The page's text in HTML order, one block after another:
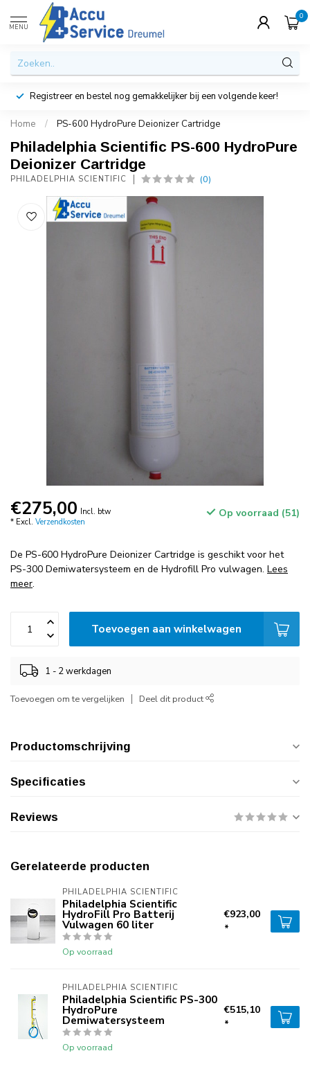
MENU
0
Registreer en bestel nog gemakkelijker bij een volgende keer!
Home / PS-600 HydroPure Deionizer Cartridge
Philadelphia Scientific PS-600 HydroPure
Deionizer Cartridge
PHILADELPHIA SCIENTIFIC (0)
€275,00 Incl. btw
* Excl. Verzendkosten
Op voorraad (51)
De PS-600 HydroPure Deionizer Cartridge is geschikt voor het
PS-300 Demiwatersysteem en de Hydrofill Pro vulwagen. Lees
meer.
Toevoegen aan winkelwagen
1 - 2 werkdagen
Toevoegen om te vergelijken Deel dit product
Productomschrijving
Specificaties
Reviews
Gerelateerde producten
PHILADELPHIA SCIENTIFIC
Philadelphia Scientific
HydroFill Pro Batterij
Vulwagen 60 liter
Op voorraad
€923,00
*
PHILADELPHIA SCIENTIFIC
Philadelphia Scientific PS-300
HydroPure
Demiwatersysteem
Op voorraad
€515,10
*